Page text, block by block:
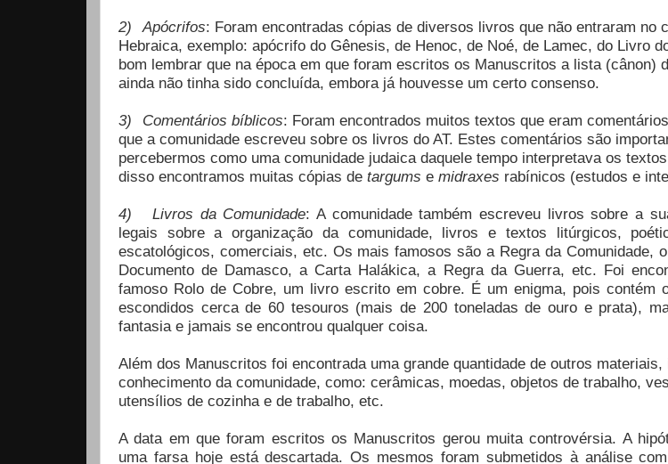
2) Apócrifos: Foram encontradas cópias de diversos livros que não entraram no
Hebraica, exemplo: apócrifo do Gênesis, de Henoc, de Noé, de Lamec, do Livro
bom lembrar que na época em que foram escritos os Manuscritos a lista (cânon)
ainda não tinha sido concluída, embora já houvesse um certo consenso.
3) Comentários bíblicos: Foram encontrados muitos textos que eram
que a comunidade escreveu sobre os livros do AT. Estes comentários são
percebermos como uma comunidade judaica daquele tempo interpretava os
disso encontramos muitas cópias de targums e midraxes rabínicos (estudos e
4) Livros da Comunidade: A comunidade também escreveu livros sobre a
legais sobre a organização da comunidade, livros e textos litúrgicos,
escatológicos, comerciais, etc. Os mais famosos são a Regra da Comunidade,
Documento de Damasco, a Carta Halákica, a Regra da Guerra, etc. Foi
famoso Rolo de Cobre, um livro escrito em cobre. É um enigma, pois contém
escondidos cerca de 60 tesouros (mais de 200 toneladas de ouro e prata),
fantasia e jamais se encontrou qualquer coisa.
Além dos Manuscritos foi encontrada uma grande quantidade de outros
conhecimento da comunidade, como: cerâmicas, moedas, objetos de trabalho,
utensílios de cozinha e de trabalho, etc.
A data em que foram escritos os Manuscritos gerou muita controvérsia. A
uma farsa hoje está descartada. Os mesmos foram submetidos à análise